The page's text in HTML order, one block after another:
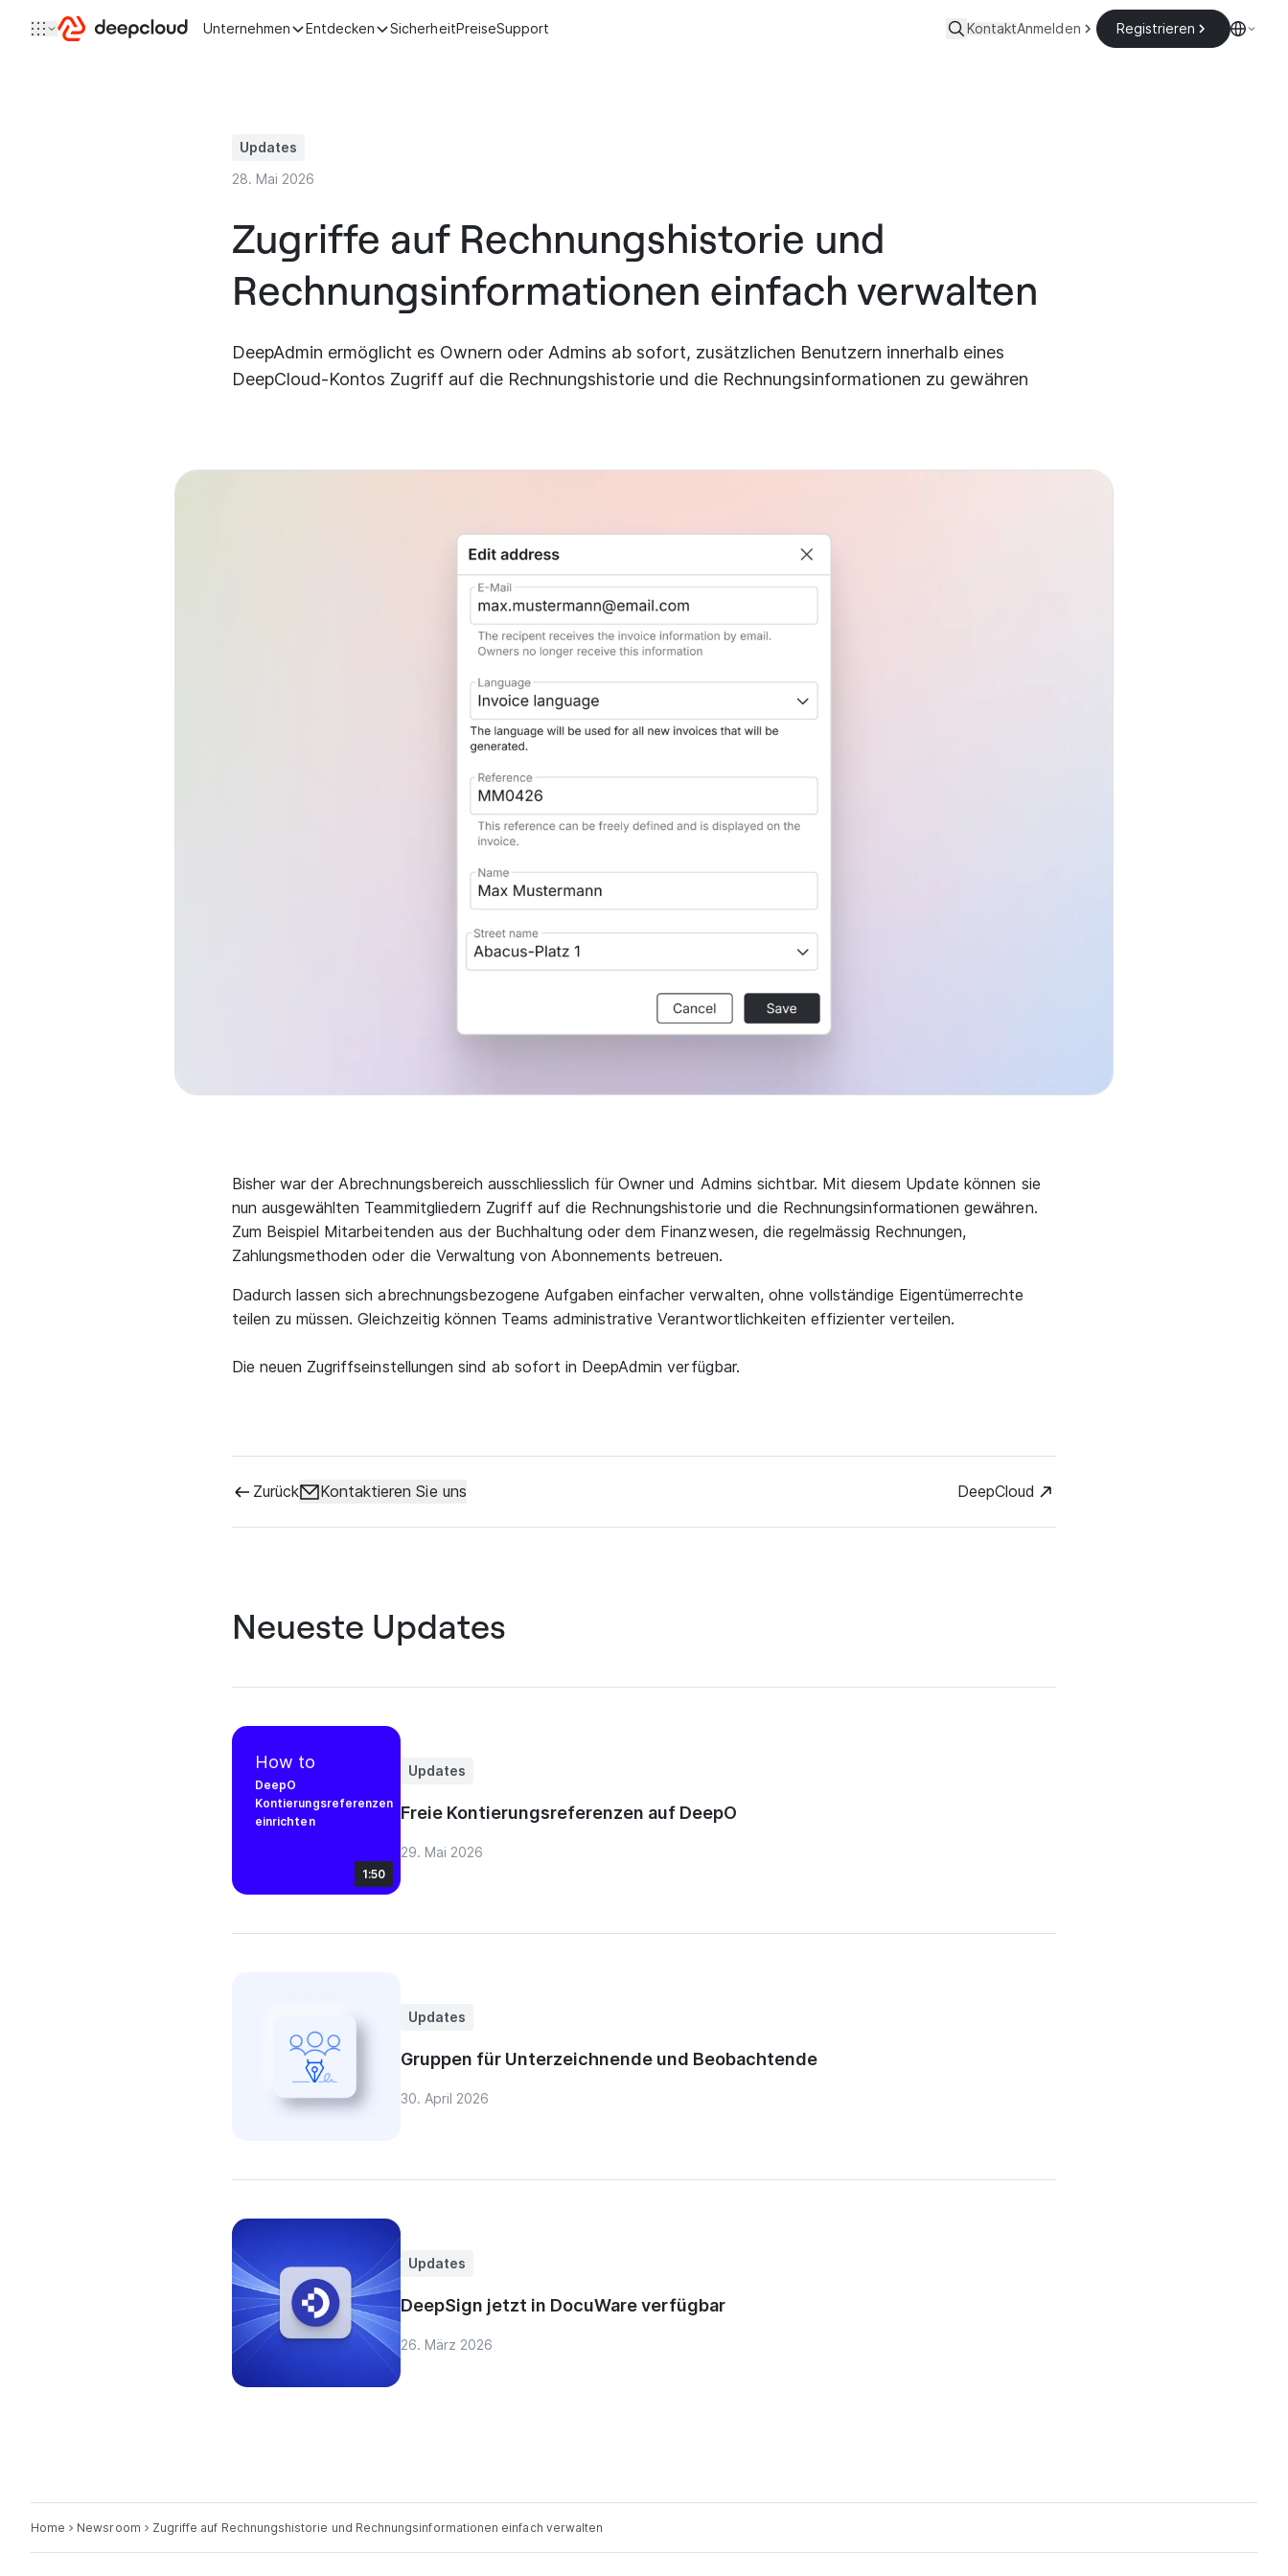
Unternehmen Entdecken SicherheitPreiseSupport KontaktAnmelden Registrieren
Updates
28. Mai 2026
Zugriffe auf Rechnungshistorie und
Rechnungsinformationen einfach verwalten
DeepAdmin ermöglicht es Ownern oder Admins ab sofort, zusätzlichen Benutzern innerhalb eines
DeepCloud-Kontos Zugriff auf die Rechnungshistorie und die Rechnungsinformationen zu gewähren
Bisher war der Abrechnungsbereich ausschliesslich für Owner und Admins sichtbar. Mit diesem Update können sie
nun ausgewählten Teammitgliedern Zugriff auf die Rechnungshistorie und die Rechnungsinformationen gewähren.
Zum Beispiel Mitarbeitenden aus der Buchhaltung oder dem Finanzwesen, die regelmässig Rechnungen,
Zahlungsmethoden oder die Verwaltung von Abonnements betreuen.
Dadurch lassen sich abrechnungsbezogene Aufgaben einfacher verwalten, ohne vollständige Eigentümerrechte
teilen zu müssen. Gleichzeitig können Teams administrative Verantwortlichkeiten effizienter verteilen.
Die neuen Zugriffseinstellungen sind ab sofort in DeepAdmin verfügbar.
Zurück Kontaktieren Sie uns DeepCloud
Neueste Updates
How to
DeepO
Kontierungsreferenzen
einrichten
1:50
Updates
Freie Kontierungsreferenzen auf DeepO
29. Mai 2026
Updates
Gruppen für Unterzeichnende und Beobachtende
30. April 2026
Updates
DeepSign jetzt in DocuWare verfügbar
26. März 2026
Home Newsroom Zugriffe auf Rechnungshistorie und Rechnungsinformationen einfach verwalten